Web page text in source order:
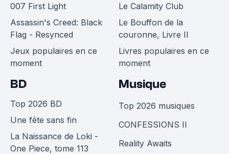
007 First Light
Assassin's Creed: Black
Flag - Resynced
Jeux populaires en ce
moment
Le Calamity Club
Le Bouffon de la
couronne, Livre II
Livres populaires en ce
moment
BD
Top 2026 BD
Une fête sans fin
La Naissance de Loki -
One Piece, tome 113
Musique
Top 2026 musiques
CONFESSIONS II
Reality Awaits